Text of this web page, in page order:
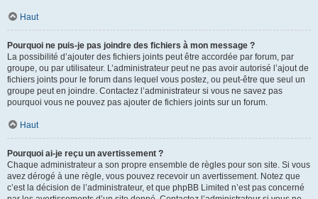
Haut
Pourquoi ne puis-je pas joindre des fichiers à mon message ?
La possibilité d’ajouter des fichiers joints peut être accordée par forum, par
groupe, ou par utilisateur. L’administrateur peut ne pas avoir autorisé l’ajout de
fichiers joints pour le forum dans lequel vous postez, ou peut-être que seul un
groupe peut en joindre. Contactez l’administrateur si vous ne savez pas
pourquoi vous ne pouvez pas ajouter de fichiers joints sur un forum.
Haut
Pourquoi ai-je reçu un avertissement ?
Chaque administrateur a son propre ensemble de règles pour son site. Si vous
avez dérogé à une règle, vous pouvez recevoir un avertissement. Notez que
c’est la décision de l’administrateur, et que phpBB Limited n’est pas concerné